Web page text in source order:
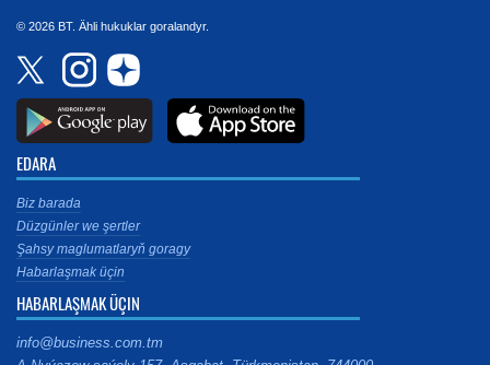
© 2026 BT. Ähli hukuklar goralandyr.
EDARA
Biz barada
Düzgünler we şertler
Şahsy maglumatlaryň goragy
Habarlaşmak üçin
HABARLAŞMAK ÜÇIN
info@business.com.tm